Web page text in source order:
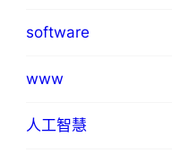
software
www
人工智慧